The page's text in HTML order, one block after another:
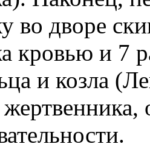
во дворе
кровью и 7
и козла